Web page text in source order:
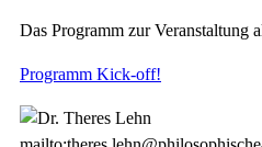
Das Programm zur Veranstaltung
Programm Kick-off!